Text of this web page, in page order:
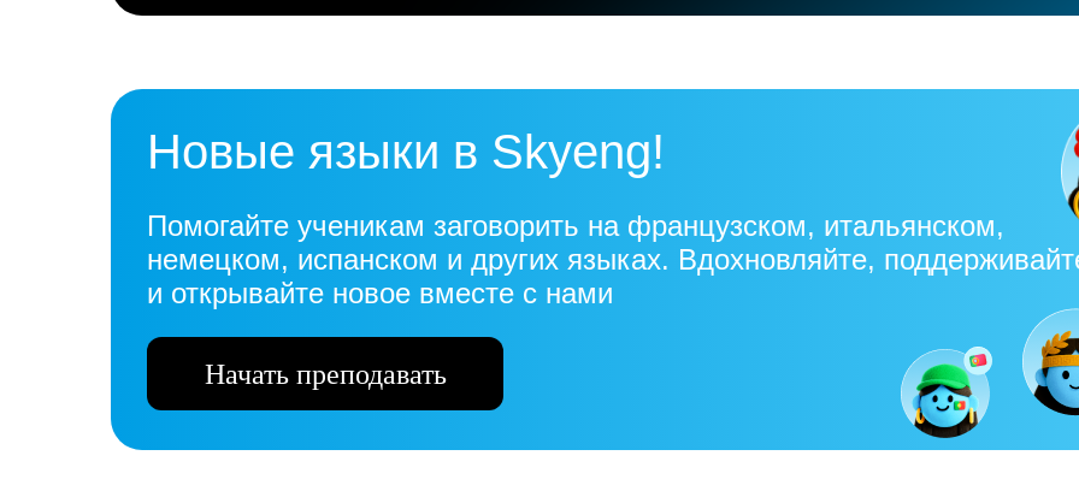
Новые языки в Skyeng!
Помогайте ученикам заговорить на французском, итальянском,
немецком, испанском и других языках. Вдохновляйте,
и открывайте новое вместе с нами
Начать преподавать